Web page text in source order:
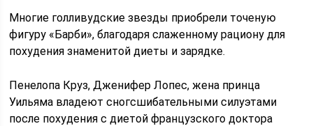
Многие голливудские звезды приобрели точеную
фигуру «Барби», благодаря слаженному рациону для
похудения знаменитой диеты и зарядке.
Пенелопа Круз, Дженифер Лопес, жена принца
Уильяма владеют сногсшибательными силуэтами
после похудения с диетой французского доктора